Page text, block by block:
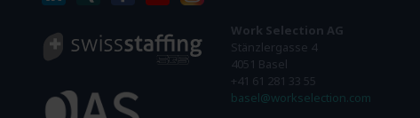
Work Selection AG
Stänzlergasse 4
4051 Basel
+41 61 281 33 55
basel@workselection.com